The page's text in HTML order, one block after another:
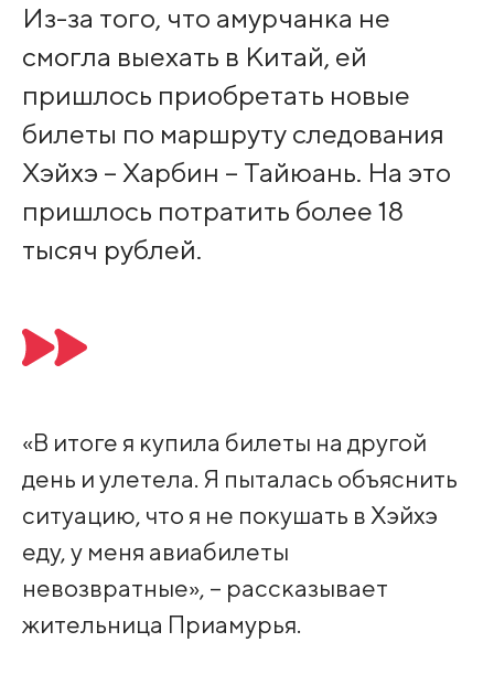
Из-за того, что амурчанка не
смогла выехать в Китай, ей
пришлось приобретать новые
билеты по маршруту следования
Хэйхэ – Харбин – Тайюань. На это
пришлось потратить более 18
тысяч рублей.
«В итоге я купила билеты на другой
день и улетела. Я пыталась объяснить
ситуацию, что я не покушать в Хэйхэ
еду, у меня авиабилеты
невозвратные», – рассказывает
жительница Приамурья.